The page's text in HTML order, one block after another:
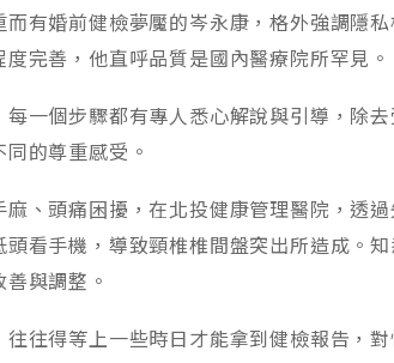
而有婚前健檢夢魘的岑永康，格外強調隱
完善，他直呼品質是國內醫療院所罕見。
每一個步驟都有專人悉心解說與引導，除
的尊重感受。
、頭痛困擾，在北投健康管理醫院，透
頭看手機，導致頸椎椎間盤突出所造成。
與調整。
往往得等上一些時日才能拿到健檢報告，